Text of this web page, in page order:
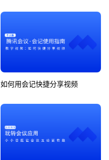
如何用会记快捷分享视频